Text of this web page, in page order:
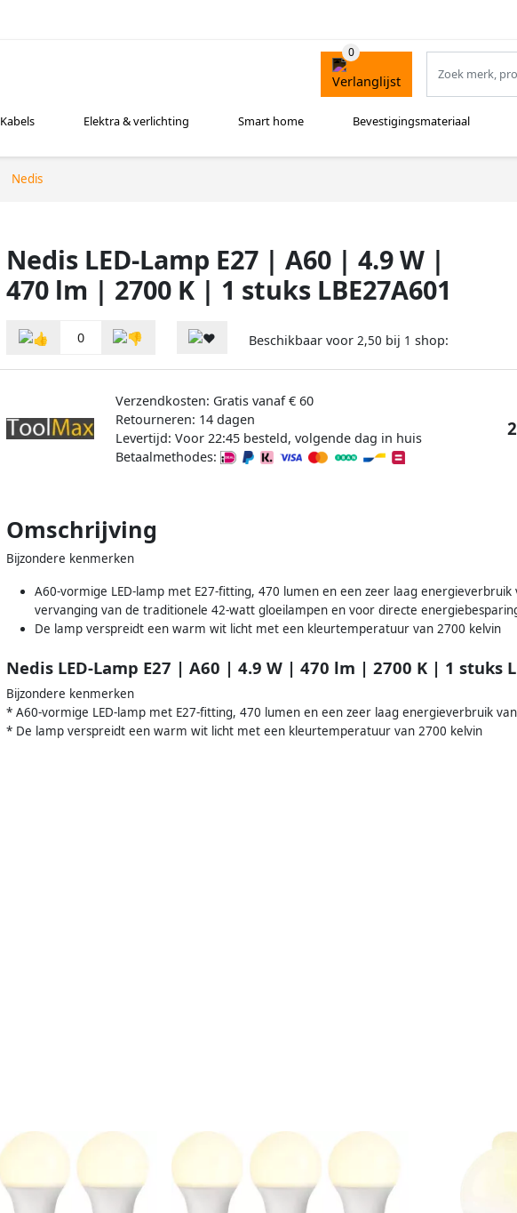
Kabels Elektra & verlichting Smart home Bevestigingsmateriaal
Nedis
Nedis LED-Lamp E27 | A60 | 4.9 W |
470 lm | 2700 K | 1 stuks LBE27A601
0 Beschikbaar voor 2,50 bij 1 shop:
Verzendkosten: Gratis vanaf € 60
Retourneren: 14 dagen
Levertijd: Voor 22:45 besteld, volgende dag in huis
Betaalmethodes:
Omschrijving
Bijzondere kenmerken
A60-vormige LED-lamp met E27-fitting, 470 lumen en een zeer laag
vervanging van de traditionele 42-watt gloeilampen en voor directe
De lamp verspreidt een warm wit licht met een kleurtemperatuur van 2700 kelvin
Nedis LED-Lamp E27 | A60 | 4.9 W | 470 lm | 2700 K | 1 stuks
Bijzondere kenmerken
* A60-vormige LED-lamp met E27-fitting, 470 lumen en een zeer laag energieverbruik
* De lamp verspreidt een warm wit licht met een kleurtemperatuur van 2700 kelvin